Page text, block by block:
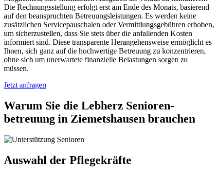
Die Rechnungsstellung erfolgt erst am Ende des Monats, basierend
auf den beanspruchten Betreuungsleistungen. Es werden keine
zusätzlichen Servicepauschalen oder Vermittlungsgebühren erhoben,
um sicherzustellen, dass Sie stets über die anfallenden Kosten
informiert sind. Diese transparente Herangehensweise ermöglicht es
Ihnen, sich ganz auf die hochwertige Betreuung zu konzentrieren,
ohne sich um unerwartete finanzielle Belastungen sorgen zu
müssen.
Jetzt anfragen
Warum Sie die Lebherz Senioren­
betreuung in Ziemetshausen brauchen
Auswahl der Pflegekräfte